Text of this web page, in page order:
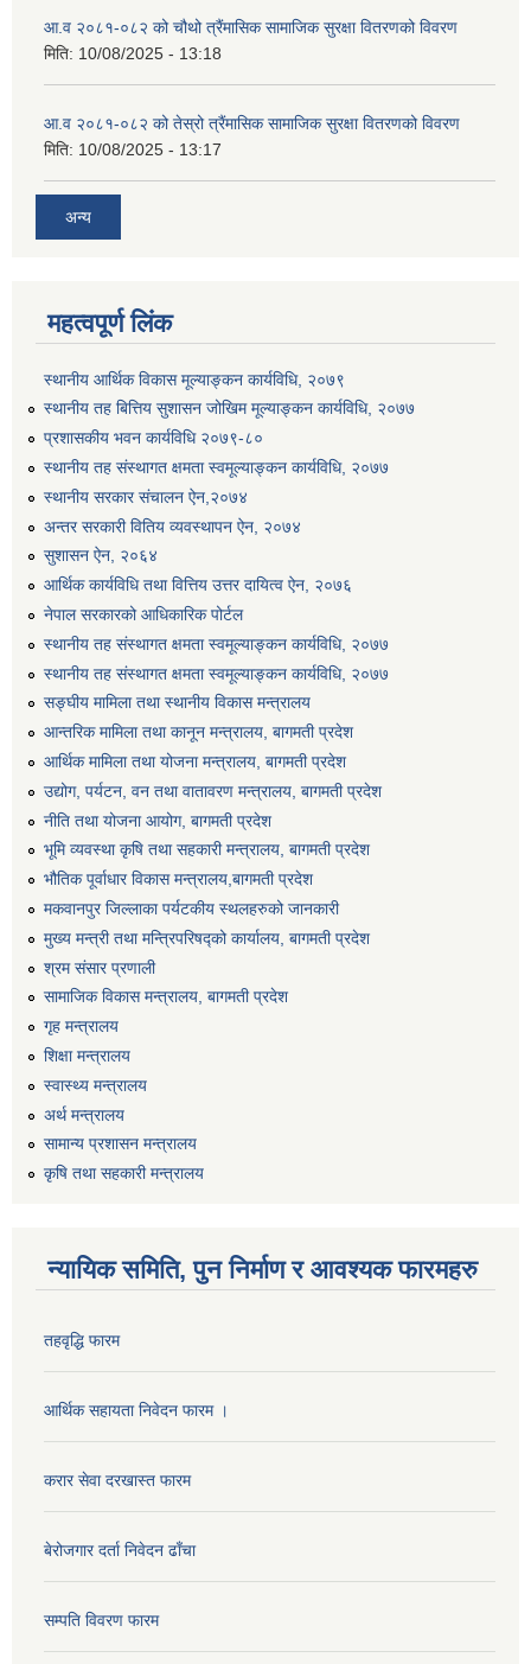
आ.व २०८१-०८२ को चौथो त्रैंमासिक सामाजिक सुरक्षा वितरणको विवरण
मिति: 10/08/2025 - 13:18
आ.व २०८१-०८२ को तेस्रो त्रैंमासिक सामाजिक सुरक्षा वितरणको विवरण
मिति: 10/08/2025 - 13:17
अन्य
महत्वपूर्ण लिंक
स्थानीय आर्थिक विकास मूल्याङ्कन कार्यविधि, २०७९
स्थानीय तह बित्तिय सुशासन जोखिम मूल्याङ्कन कार्यविधि, २०७७
प्रशासकीय भवन कार्यविधि २०७९-८०
स्थानीय तह संस्थागत क्षमता स्वमूल्याङ्कन कार्यविधि, २०७७
स्थानीय सरकार संचालन ऐन,२०७४
अन्तर सरकारी वितिय व्यवस्थापन ऐन, २०७४
सुशासन ऐन, २०६४
आर्थिक कार्यविधि तथा वित्तिय उत्तर दायित्व ऐन, २०७६
नेपाल सरकारको आधिकारिक पोर्टल
स्थानीय तह संस्थागत क्षमता स्वमूल्याङ्कन कार्यविधि, २०७७
स्थानीय तह संस्थागत क्षमता स्वमूल्याङ्कन कार्यविधि, २०७७
सङ्घीय मामिला तथा स्थानीय विकास मन्त्रालय
आन्तरिक मामिला तथा कानून मन्त्रालय, बागमती प्रदेश
आर्थिक मामिला तथा योजना मन्त्रालय, बागमती प्रदेश
उद्योग, पर्यटन, वन तथा वातावरण मन्त्रालय, बागमती प्रदेश
नीति तथा योजना आयोग, बागमती प्रदेश
भूमि व्यवस्था कृषि तथा सहकारी मन्त्रालय, बागमती प्रदेश
भौतिक पूर्वाधार विकास मन्त्रालय,बागमती प्रदेश
मकवानपुर जिल्लाका पर्यटकीय स्थलहरुको जानकारी
मुख्य मन्त्री तथा मन्त्रिपरिषद्को कार्यालय, बागमती प्रदेश
श्रम संसार प्रणाली
सामाजिक विकास मन्त्रालय, बागमती प्रदेश
गृह मन्त्रालय
शिक्षा मन्त्रालय
स्वास्थ्य मन्त्रालय
अर्थ मन्त्रालय
सामान्य प्रशासन मन्त्रालय
कृषि तथा सहकारी मन्त्रालय
न्यायिक समिति, पुन निर्माण र आवश्यक फारमहरु
तहवृद्धि फारम
आर्थिक सहायता निवेदन फारम ।
करार सेवा दरखास्त फारम
बेरोजगार दर्ता निवेदन ढाँचा
सम्पति विवरण फारम